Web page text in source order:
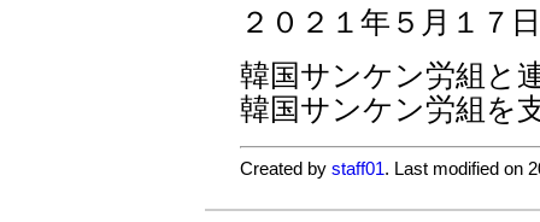
２０２１年５月１７
韓国サンケン労組と
韓国サンケン労組を
Created bystaff01. Last modified on